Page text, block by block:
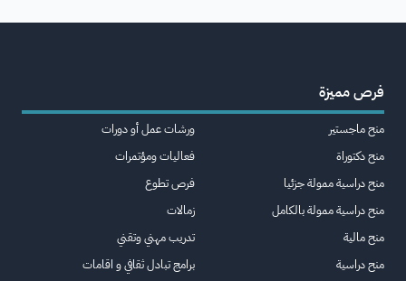
فرص مميزة
منح ماجستير
منح دكتوراة
منح دراسية ممولة جزئيا
منح دراسية ممولة بالكامل
منح مالية
منح دراسية
ورشات عمل أو دورات
فعاليات ومؤتمرات
فرص تطوع
زمالات
تدريب مهني وتقني
برامج تبادل ثقافي و اقامات